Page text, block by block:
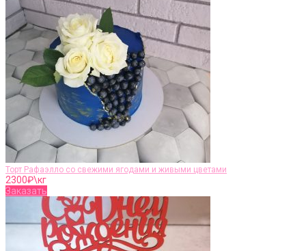
Торт Рафаэлло со свежими ягодами и живыми цветами
2300₽\кг
Заказать